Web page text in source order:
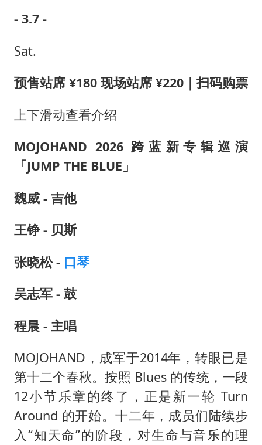
- 3.7 -
Sat.
预售站席 ¥180 现场站席 ¥220｜扫码购票
上下滑动查看介绍
MOJOHAND 2026 跨蓝新专辑巡演
「JUMP THE BLUE」
魏威 - 吉他
王铮 - 贝斯
张晓松 - 口琴
吴志军 - 鼓
程晨 - 主唱
MOJOHAND，成军于2014年，转眼已是
第十二个春秋。按照 Blues 的传统，一段
12小节乐章的终了，正是新一轮 Turn
Around 的开始。十二年，成员们陆续步
入“知天命”的阶段，对生命与音乐的理